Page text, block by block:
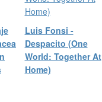
Luis Fonsi -
Despacito (One
World: Together At
Home)